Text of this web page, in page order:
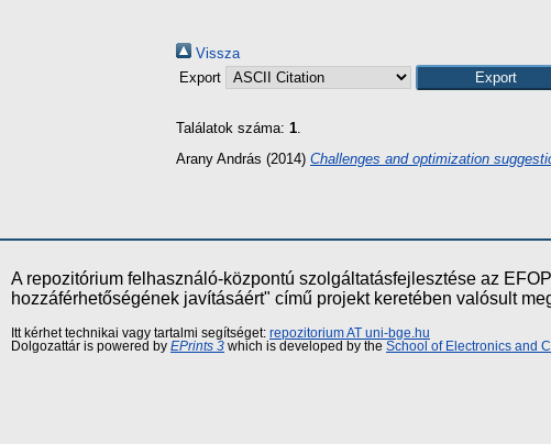
Vissza
Export
Találatok száma: 1.
Arany András (2014) Challenges and optimization
A repozitórium felhasználó-központú szolgáltatásfejlesztése az
hozzáférhetőségének javításáért" című projekt keretében valósult
Itt kérhet technikai vagy tartalmi segítséget: repozitorium AT uni-bge.hu
Dolgozattár is powered by EPrints 3 which is developed by the School of Electronics and